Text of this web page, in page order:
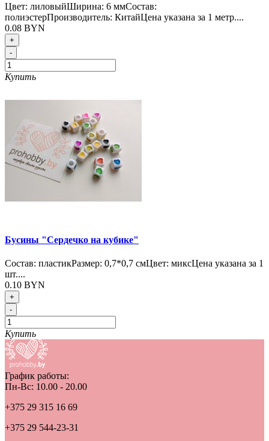
Цвет: лиловыйШирина: 6 ммСостав:
полиэстерПроизводитель: КитайЦена указана за 1 метр....
0.08 BYN
+
-
Купить
Бусины "Сердечко на кубике"
Состав: пластикРазмер: 0,7*0,7 смЦвет: миксЦена указана за 1
шт....
0.10 BYN
+
-
Купить
График работы:
Пн-Вс: 10.00 - 20.00
+375 29 315 16 69
+375 29 544-23-31